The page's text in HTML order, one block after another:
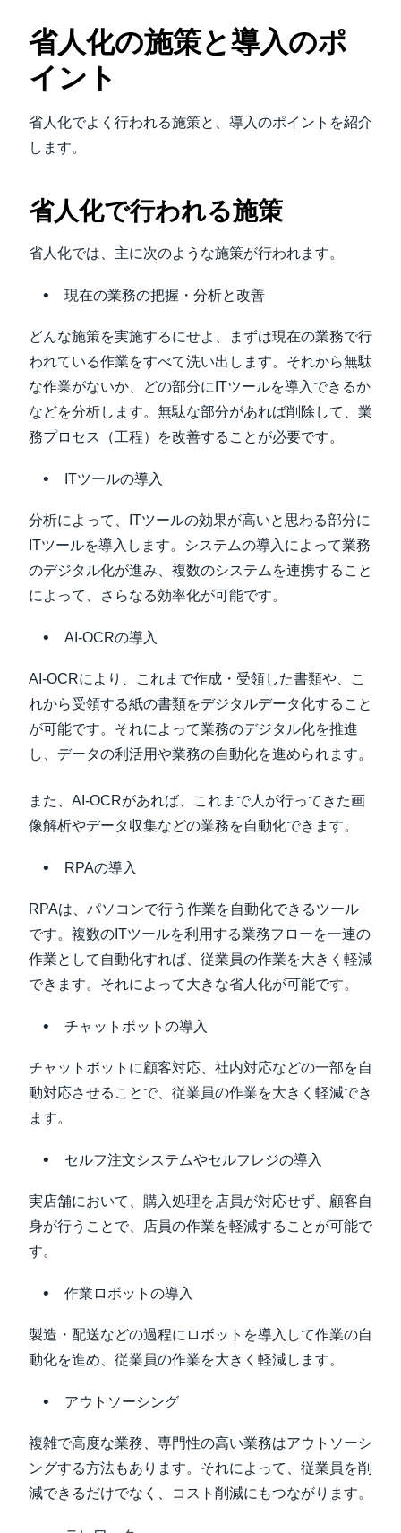
省人化の施策と導入のポ
イント
省人化でよく行われる施策と、導入のポイントを紹介
します。
省人化で行われる施策
省人化では、主に次のような施策が行われます。
現在の業務の把握・分析と改善
どんな施策を実施するにせよ、まずは現在の業務で行
われている作業をすべて洗い出します。それから無駄
な作業がないか、どの部分にITツールを導入できるか
などを分析します。無駄な部分があれば削除して、業
務プロセス（工程）を改善することが必要です。
ITツールの導入
分析によって、ITツールの効果が高いと思わる部分に
ITツールを導入します。システムの導入によって業務
のデジタル化が進み、複数のシステムを連携すること
によって、さらなる効率化が可能です。
AI-OCRの導入
AI-OCRにより、これまで作成・受領した書類や、こ
れから受領する紙の書類をデジタルデータ化すること
が可能です。それによって業務のデジタル化を推進
し、データの利活用や業務の自動化を進められます。
また、AI-OCRがあれば、これまで人が行ってきた画
像解析やデータ収集などの業務を自動化できます。
RPAの導入
RPAは、パソコンで行う作業を自動化できるツール
です。複数のITツールを利用する業務フローを一連の
作業として自動化すれば、従業員の作業を大きく軽減
できます。それによって大きな省人化が可能です。
チャットボットの導入
チャットボットに顧客対応、社内対応などの一部を自
動対応させることで、従業員の作業を大きく軽減でき
ます。
セルフ注文システムやセルフレジの導入
実店舗において、購入処理を店員が対応せず、顧客自
身が行うことで、店員の作業を軽減することが可能で
す。
作業ロボットの導入
製造・配送などの過程にロボットを導入して作業の自
動化を進め、従業員の作業を大きく軽減します。
アウトソーシング
複雑で高度な業務、専門性の高い業務はアウトソーシ
ングする方法もあります。それによって、従業員を削
減できるだけでなく、コスト削減にもつながります。